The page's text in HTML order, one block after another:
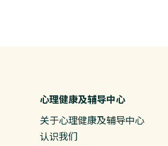
心理健康及辅导中心
关于心理健康及辅导中心
认识我们